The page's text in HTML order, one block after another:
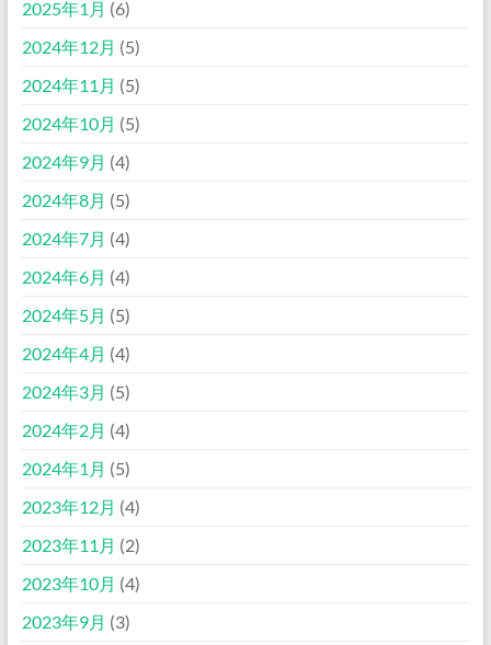
2025年1月 (6)
2024年12月 (5)
2024年11月 (5)
2024年10月 (5)
2024年9月 (4)
2024年8月 (5)
2024年7月 (4)
2024年6月 (4)
2024年5月 (5)
2024年4月 (4)
2024年3月 (5)
2024年2月 (4)
2024年1月 (5)
2023年12月 (4)
2023年11月 (2)
2023年10月 (4)
2023年9月 (3)